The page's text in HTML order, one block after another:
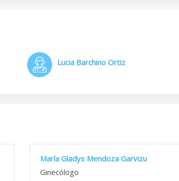
Lucia Barchino Ortiz
María Gladys Mendoza Garvizu
Ginecólogo